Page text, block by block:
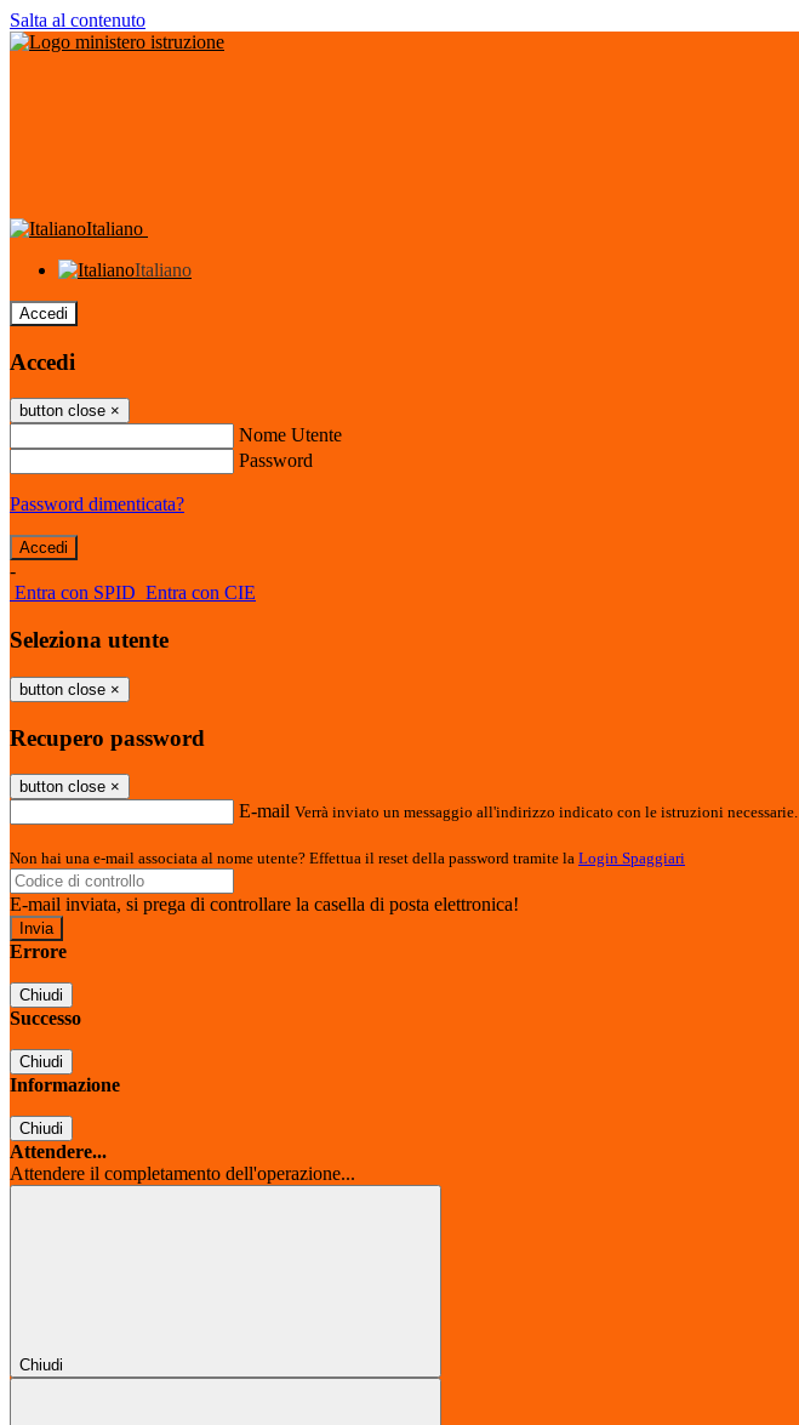
Salta al contenuto
Italiano
Italiano
Accedi
Accedi
button close ×
Nome Utente
Password
Password dimenticata?
-
Entra con SPID Entra con CIE
Seleziona utente
button close ×
Recupero password
button close ×
E-mail Verrà inviato un messaggio all'indirizzo indicato con le istruzioni necessarie.
Non hai una e-mail associata al nome utente? Effettua il reset della password tramite la Login Spaggiari
E-mail inviata, si prega di controllare la casella di posta elettronica!
Errore
Chiudi
Successo
Chiudi
Informazione
Chiudi
Attendere...
Attendere il completamento dell'operazione...
Chiudi